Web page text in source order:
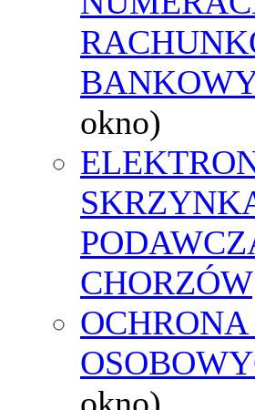
okno)
CHORZÓW